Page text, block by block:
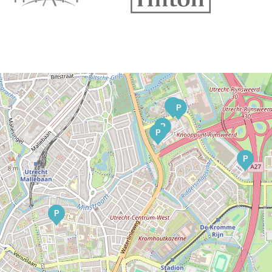
P
P
P
P P
P